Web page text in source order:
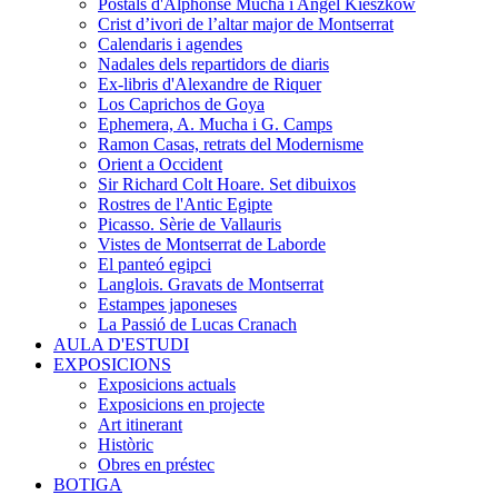
Postals d'Alphonse Mucha i Angel Kieszkow
Crist d’ivori de l’altar major de Montserrat
Calendaris i agendes
Nadales dels repartidors de diaris
Ex-libris d'Alexandre de Riquer
Los Caprichos de Goya
Ephemera, A. Mucha i G. Camps
Ramon Casas, retrats del Modernisme
Orient a Occident
Sir Richard Colt Hoare. Set dibuixos
Rostres de l'Antic Egipte
Picasso. Sèrie de Vallauris
Vistes de Montserrat de Laborde
El panteó egipci
Langlois. Gravats de Montserrat
Estampes japoneses
La Passió de Lucas Cranach
AULA D'ESTUDI
EXPOSICIONS
Exposicions actuals
Exposicions en projecte
Art itinerant
Històric
Obres en préstec
BOTIGA